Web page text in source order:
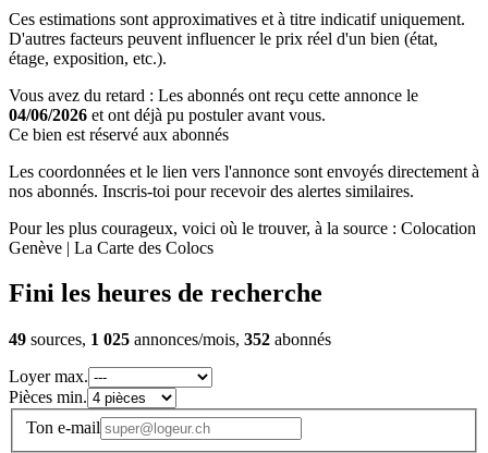
Ces estimations sont approximatives et à titre indicatif uniquement.
D'autres facteurs peuvent influencer le prix réel d'un bien (état,
étage, exposition, etc.).
Vous avez du retard : Les abonnés ont reçu cette annonce le
04/06/2026 et ont déjà pu postuler avant vous.
Ce bien est réservé aux abonnés
Les coordonnées et le lien vers l'annonce sont envoyés directement à
nos abonnés. Inscris-toi pour recevoir des alertes similaires.
Pour les plus courageux, voici où le trouver, à la source : Colocation
Genève | La Carte des Colocs
Fini les heures de recherche
49 sources, 1 025 annonces/mois, 352 abonnés
Loyer max.
Pièces min.
Ton e-mail